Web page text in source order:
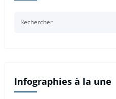
Infographies à la une